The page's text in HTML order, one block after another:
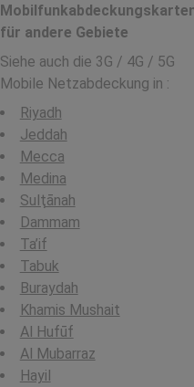
für andere Gebiete
Siehe auch die 3G / 4G / 5G
Mobile Netzabdeckung in :
Riyadh
Jeddah
Mecca
Medina
Sulţānah
Dammam
Ta’if
Tabuk
Buraydah
Khamis Mushait
Al Hufūf
Al Mubarraz
Hayil